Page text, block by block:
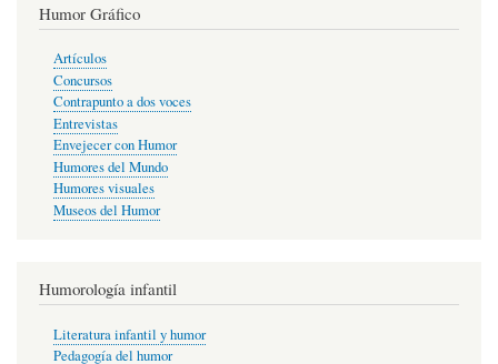
Humor Gráfico
Artículos
Concursos
Contrapunto a dos voces
Entrevistas
Envejecer con Humor
Humores del Mundo
Humores visuales
Museos del Humor
Humorología infantil
Literatura infantil y humor
Pedagogía del humor